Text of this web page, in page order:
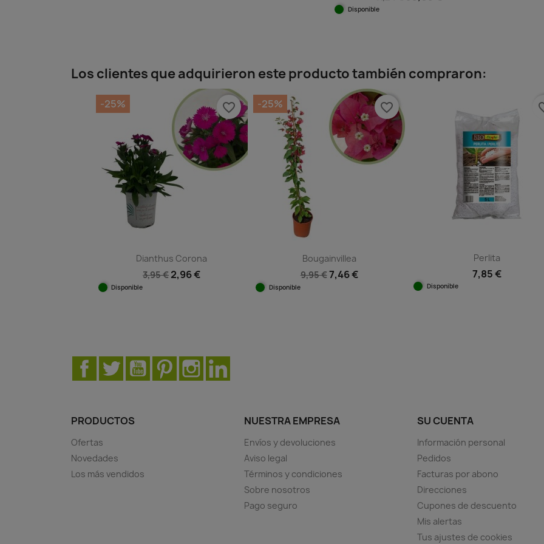
Disponible
Los clientes que adquirieron este producto también compraron:
Dianthus Corona
3,95 € 2,96 €
Disponible
-25% favorite_border
Bougainvillea
9,95 €7,46 €
Disponible
-25% favorite_border
Perlita
7,85 €
Disponible
Facebook
Twitter YouTubePinterestInstagram
PRODUCTOS
Ofertas
Novedades
Los más vendidos
NUESTRA EMPRESA
Envíos y devoluciones
Aviso legal
Términos y condiciones
Sobre nosotros
Pago seguro
SU CUENTA
Información personal
Pedidos
Facturas por abono
Direcciones
Cupones de descuento
Mis alertas
Tus ajustes de cookies